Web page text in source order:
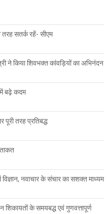
सतर्क रहें- सीएम
ने किया शिवभक्त कांवड़ियों का अभिनंदन
में बढ़े कदम
तरह प्रतिबद्ध
विज्ञान, नवाचार के संचार का सशक्त माध्यम
के समयबद्ध एवं गुणवत्तापूर्ण